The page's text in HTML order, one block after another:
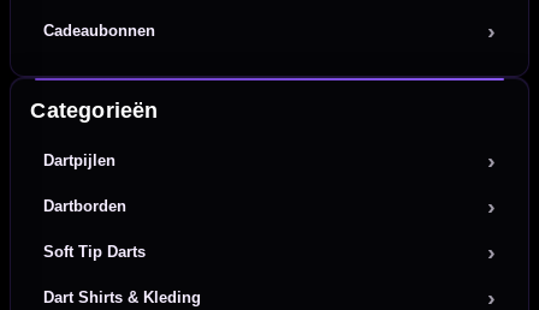
Cadeaubonnen
Categorieën
Dartpijlen
Dartborden
Soft Tip Darts
Dart Shirts & Kleding